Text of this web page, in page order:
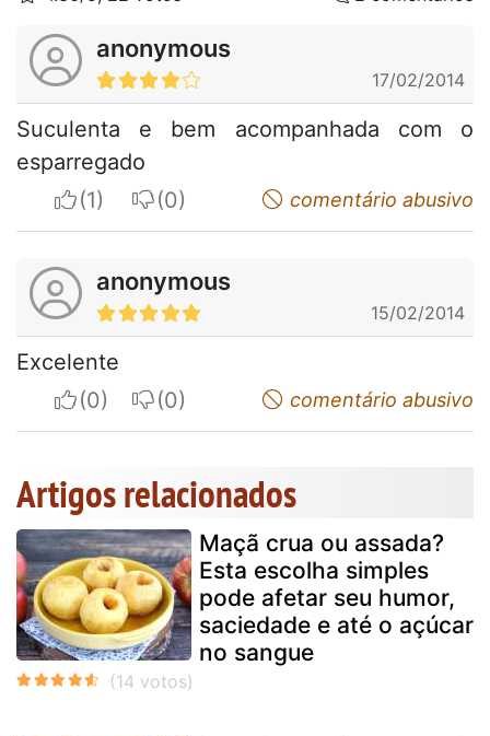
anonymous
17/02/2014
Suculenta e bem acompanhada com o
esparregado
I apreciateI do not appreciatecomentário abusivo
anonymous
15/02/2014
Excelente
I apreciateI do not appreciatecomentário abusivo
Artigos relacionados
Maçã crua ou assada?
Esta escolha simples
pode afetar seu humor,
saciedade e até o açúcar
no sangue